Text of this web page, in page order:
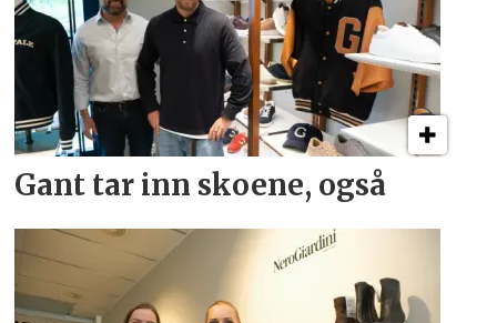
Gant tar inn skoene, også